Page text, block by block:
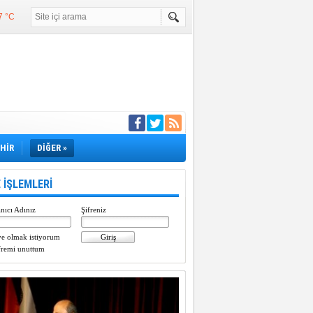
°C
girdi
DİĞER »
İŞLEMLERİ
Adınız Şifreniz
olmak istiyorum
unuttum